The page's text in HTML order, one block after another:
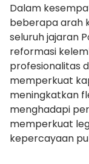
Dalam
beberapa arah
seluruh jajaran
reformasi
profesionalitas
memperkuat
meningkatkan
menghadapi
memperkuat
kepercayaan